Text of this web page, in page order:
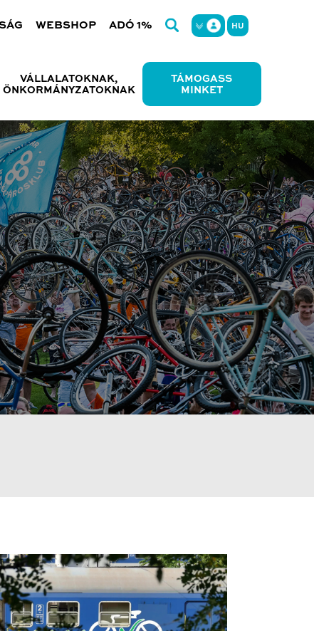
WEBSHOP ADÓ 1% HU
VÁLLALATOKNAK,
ÖNKORMÁNYZATOKNAK
TÁMOGASS
MINKET